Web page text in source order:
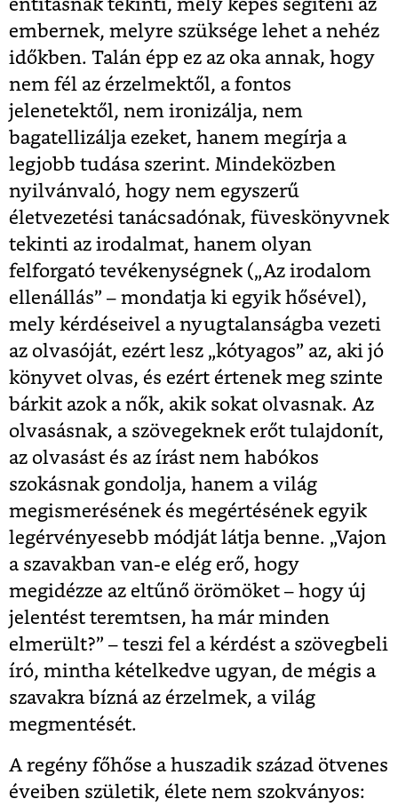
entitásnak tekinti, mely képes segíteni az
embernek, melyre szüksége lehet a nehéz
időkben. Talán épp ez az oka annak, hogy
nem fél az érzelmektől, a fontos
jelenetektől, nem ironizálja, nem
bagatellizálja ezeket, hanem megírja a
legjobb tudása szerint. Mindeközben
nyilvánvaló, hogy nem egyszerű
életvezetési tanácsadónak, füveskönyvnek
tekinti az irodalmat, hanem olyan
felforgató tevékenységnek („Az irodalom
ellenállás” – mondatja ki egyik hősével),
mely kérdéseivel a nyugtalanságba vezeti
az olvasóját, ezért lesz „kótyagos” az, aki jó
könyvet olvas, és ezért értenek meg szinte
bárkit azok a nők, akik sokat olvasnak. Az
olvasásnak, a szövegeknek erőt tulajdonít,
az olvasást és az írást nem habókos
szokásnak gondolja, hanem a világ
megismerésének és megértésének egyik
legérvényesebb módját látja benne. „Vajon
a szavakban van-e elég erő, hogy
megidézze az eltűnő örömöket – hogy új
jelentést teremtsen, ha már minden
elmerült?” – teszi fel a kérdést a szövegbeli
író, mintha kételkedve ugyan, de mégis a
szavakra bízná az érzelmek, a világ
megmentését.
A regény főhőse a huszadik század ötvenes
éveiben születik, élete nem szokványos: